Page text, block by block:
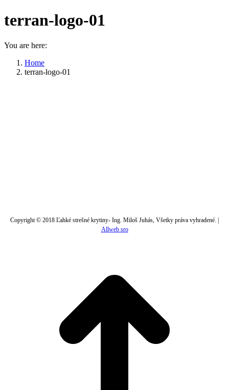
terran-logo-01
You are here:
Home
terran-logo-01
Copyright © 2018 Ľahké strešné krytiny- Ing. Miloš Juhás, Všetky práva vyhradené. |
Allweb sro